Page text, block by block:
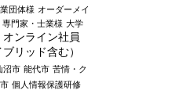
団体様 オーダーメイ
専門家・士業様 大学
オンライン社員
リッド含む）
沼市 能代市 苦情・ク
個人情報保護研修